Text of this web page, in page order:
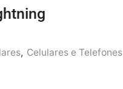
, Celulares e Telefones